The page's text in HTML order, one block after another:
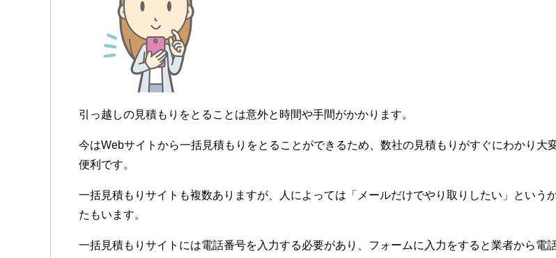
引っ越しの見積もりをとることは意外と時間や手間がかかります。
今はWebサイトから一括見積もりをとることができるため、数社の見積もりがすぐにわかり大
便利です。
一括見積もりサイトも複数ありますが、人によっては「メールだけでやり取りしたい」という
たもいます。
一括見積もりサイトには電話番号を入力する必要があり、フォームに入力をすると業者から電